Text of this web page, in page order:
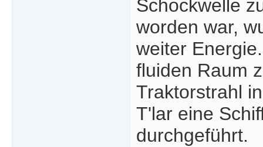
Schockwelle
worden war,
weiter
fluiden Raum
Traktorstrahl
T'lar eine
durchgeführt.